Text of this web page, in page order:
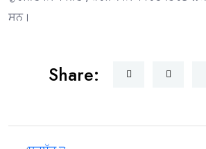
ਸਨ।
Share: